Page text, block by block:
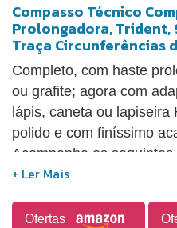
Compasso Técnico
Prolongadora, Trident,
Traça Circunferências
Completo, com haste
ou grafite; agora com
lápis, caneta ou
polido e com finíssimo
Acompanha os
grossa, agulha fina,
circunferências de até:
Ofertas